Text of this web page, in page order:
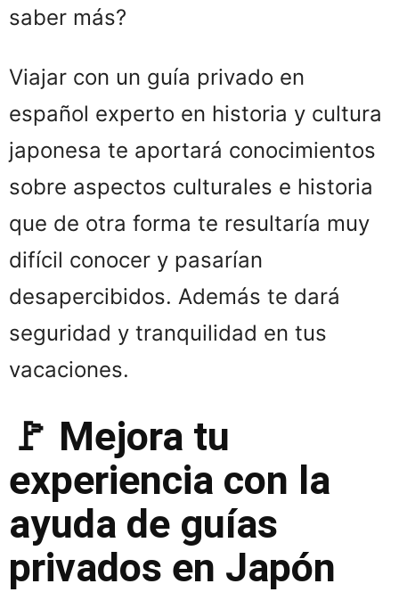
saber más?
Viajar con un guía privado en
español experto en historia y cultura
japonesa te aportará conocimientos
sobre aspectos culturales e historia
que de otra forma te resultaría muy
difícil conocer y pasarían
desapercibidos. Además te dará
seguridad y tranquilidad en tus
vacaciones.
🚩 Mejora tu
experiencia con la
ayuda de guías
privados en Japón